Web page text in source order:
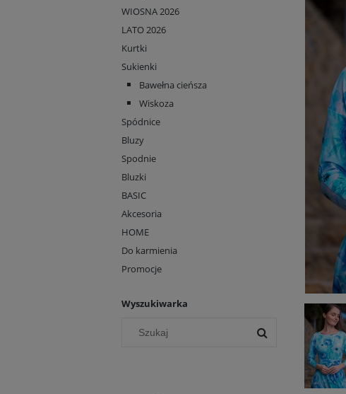
WIOSNA 2026
LATO 2026
Kurtki
Sukienki
Bawełna cieńsza
Wiskoza
Spódnice
Bluzy
Spodnie
Bluzki
BASIC
Akcesoria
HOME
Do karmienia
Promocje
Wyszukiwarka